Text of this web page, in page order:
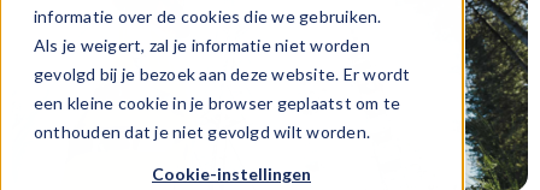
informatie over de cookies die we gebruiken.
Als je weigert, zal je informatie niet worden
gevolgd bij je bezoek aan deze website. Er wordt
een kleine cookie in je browser geplaatst om te
onthouden dat je niet gevolgd wilt worden.
Cookie-instellingen
Voor werkgevers
Over ons